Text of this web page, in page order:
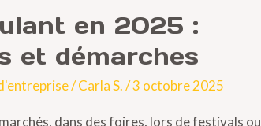
en 2025 :
et démarches
/Carla S./3 octobre 2025
dans des foires, lors de festivals ou